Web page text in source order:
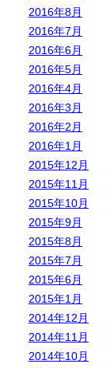
2016年8月
2016年7月
2016年6月
2016年5月
2016年4月
2016年3月
2016年2月
2016年1月
2015年12月
2015年11月
2015年10月
2015年9月
2015年8月
2015年7月
2015年6月
2015年1月
2014年12月
2014年11月
2014年10月